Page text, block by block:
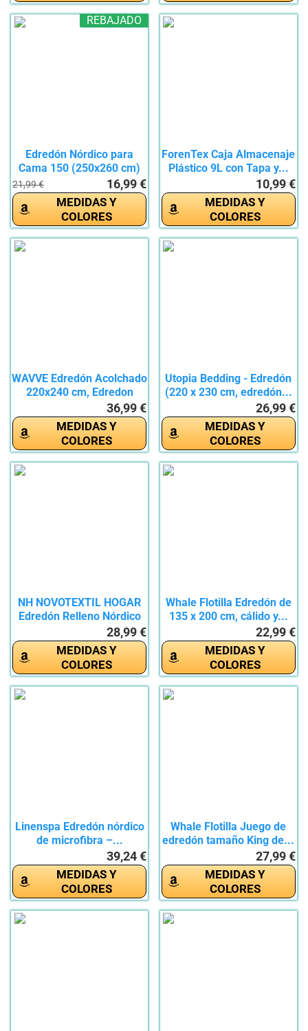
REBAJADO
Edredón Nórdico para
Cama 150 (250x260 cm)
21,99 € 16,99 €
MEDIDAS Y
COLORES
ForenTex Caja Almacenaje
Plástico 9L con Tapa y...
10,99 €
MEDIDAS Y
COLORES
WAVVE Edredón Acolchado
220x240 cm, Edredon
36,99 €
MEDIDAS Y
COLORES
Utopia Bedding - Edredón
(220 x 230 cm, edredón...
26,99 €
MEDIDAS Y
COLORES
NH NOVOTEXTIL HOGAR
Edredón Relleno Nórdico
28,99 €
MEDIDAS Y
COLORES
Whale Flotilla Edredón de
135 x 200 cm, cálido y...
22,99 €
MEDIDAS Y
COLORES
Linenspa Edredón nórdico
de microfibra –...
39,24 €
MEDIDAS Y
COLORES
Whale Flotilla Juego de
edredón tamaño King de...
27,99 €
MEDIDAS Y
COLORES